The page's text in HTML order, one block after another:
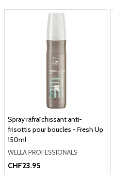
Spray rafraîchissant anti-
frisottis pour boucles - Fresh Up
150ml
WELLA PROFESSIONALS
CHF23.95